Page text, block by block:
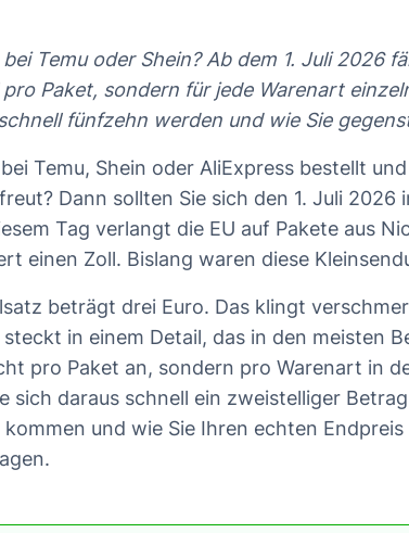
Temu oder Shein? Ab dem 1. Juli 2026
Paket, sondern für jede Warenart
fünfzehn werden und wie Sie
Temu, Shein oder AliExpress bestellt
Dann sollten Sie sich den 1. Juli 2026
Tag verlangt die EU auf Pakete aus
einen Zoll. Bislang waren diese
beträgt drei Euro. Das klingt
in einem Detail, das in den meisten
pro Paket an, sondern pro Warenart in
sich daraus schnell ein zweistelliger
und wie Sie Ihren echten